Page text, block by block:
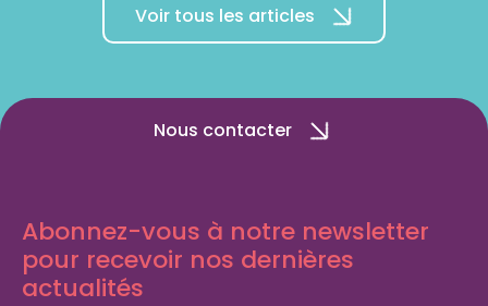
Voir tous les articles
Nous contacter
Abonnez-vous à notre newsletter
pour recevoir nos dernières
actualités